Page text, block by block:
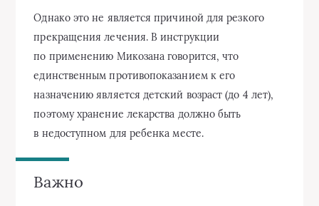
Однако это не является причиной для резкого
прекращения лечения. В инструкции
по применению Микозана говорится, что
единственным противопоказанием к его
назначению является детский возраст (до 4 лет),
поэтому хранение лекарства должно быть
в недоступном для ребенка месте.
Важно